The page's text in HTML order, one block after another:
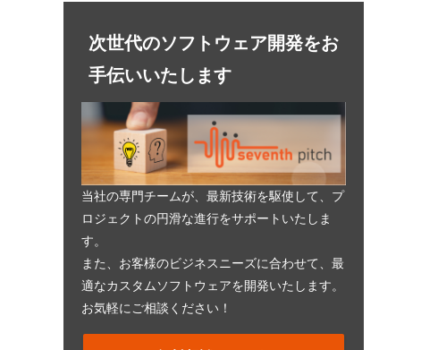
次世代のソフトウェア開発をお
手伝いいたします
当社の専門チームが、最新技術を駆使して、プ
ロジェクトの円滑な進行をサポートいたしま
す。
また、お客様のビジネスニーズに合わせて、最
適なカスタムソフトウェアを開発いたします。
お気軽にご相談ください！